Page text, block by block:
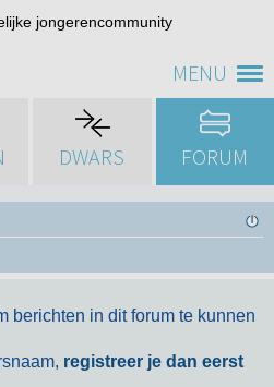
MENU
jongerencommunity
DWARS FORUM
berichten in dit forum te kunnen
registreer je dan eerst